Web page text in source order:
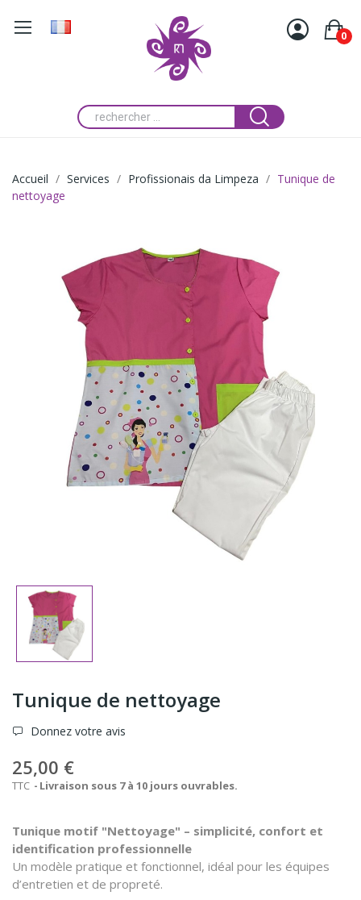
0
Accueil Services Profissionais da Limpeza
Tunique de
nettoyage
Tunique de nettoyage
Donnez votre avis
25,00 €
TTC Livraison sous 7 à 10 jours ouvrables.
Tunique motif "Nettoyage" – simplicité, confort et
identification professionnelle
Un modèle pratique et fonctionnel, idéal pour les équipes
d’entretien et de propreté.